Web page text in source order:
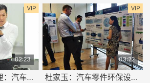
VIP
02:23
汽车技术培训经理：汽车是怎么设计出来的
VIP
03:22
杜家玉：汽车零件环保设计的要点